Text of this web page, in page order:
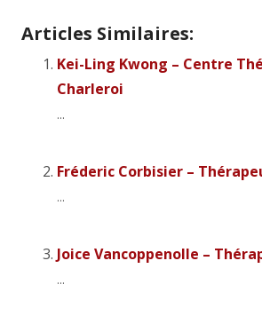
Articles Similaires:
Kei-Ling Kwong – Centre
Charleroi
...
Fréderic Corbisier –
...
Joice Vancoppenolle –
...